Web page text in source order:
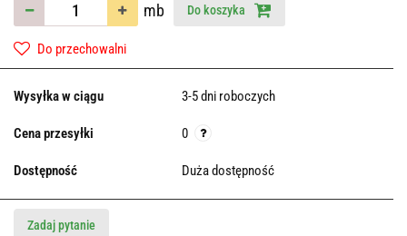
mb Do koszyka
Do przechowalni
Wysyłka w ciągu 3-5 dni roboczych
Cena przesyłki 0
Dostępność Duża dostępność
Zadaj pytanie